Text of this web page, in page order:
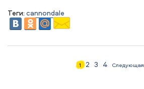
Теги: cannondale
1 2 3 4 Следующая